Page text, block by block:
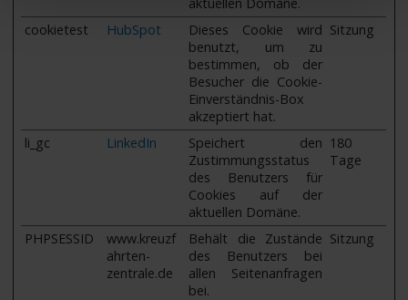
cookietest HubSpot
Dieses Cookie wird
benutzt, um zu
bestimmen, ob der
Besucher die Cookie-
Einverständnis-Box
akzeptiert hat.
Sitzung
li_gc LinkedIn
Speichert den
Zustimmungsstatus
des Benutzers für
Cookies auf der
aktuellen Domäne.
180
Tage
PHPSESSID
www.kreuzf
ahrten-
zentrale.de
Behält die Zustände
des Benutzers bei
allen Seitenanfragen
bei.
Sitzung